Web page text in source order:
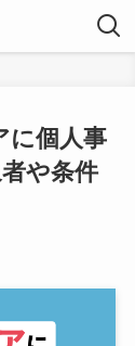
に個人事
や条件